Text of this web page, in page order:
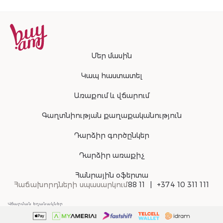
Մեր մասին
Կապ հաստատել
Առաքում և վճարում
Գաղտնիության քաղաքականություն
Դարձիր գործընկեր
Դարձիր առաքիչ
Հանրային օֆերտա
Հաճախորդների սպասարկում88 11 +374 10 311 111
Վճարման եղանակներ